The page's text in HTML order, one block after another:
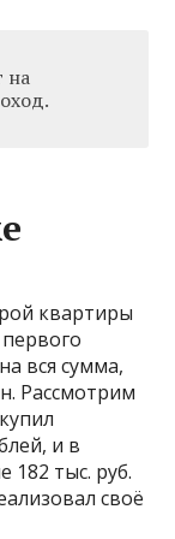
на
квартиры
вся сумма,
Рассмотрим
и в
182 тыс. руб.
своё